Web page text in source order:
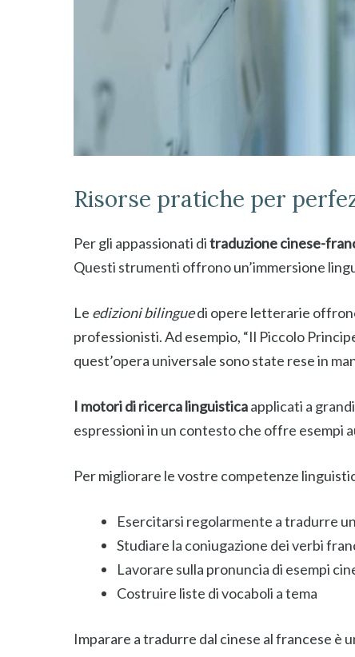
Risorse pratiche per
Per gli appassionati ditraduzione cinese-
Questi strumenti offrono un’immersione
Le edizioni bilinguedi opere letterarie
professionisti. Ad esempio, “Il Piccolo
quest’opera universale sono state rese in
I motori di ricerca linguisticaapplicati a
espressioni in un contesto che offre esempi
Per migliorare le vostre competenze
Esercitarsi regolarmente a tradurre
Studiare la coniugazione dei verbi
Lavorare sulla pronuncia di esempi
Costruire liste di vocaboli a tema
Imparare a tradurre dal cinese al francese è